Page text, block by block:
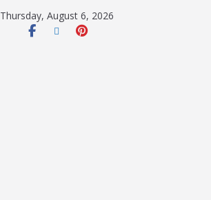
Thursday, August 6, 2026